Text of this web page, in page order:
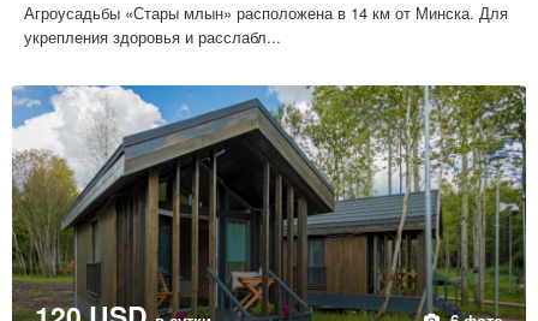
Агроусадьбы «Стары млын» расположена в 14 км от Минска. Для
укрепления здоровья и расслабл...